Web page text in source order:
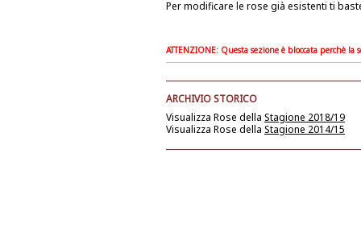
Per modificare le rose già esistenti ti
ATTENZIONE: Questa sezione è bloccata perchè
ARCHIVIO STORICO
Visualizza Rose della Stagione 2018/19
Visualizza Rose della Stagione 2014/15